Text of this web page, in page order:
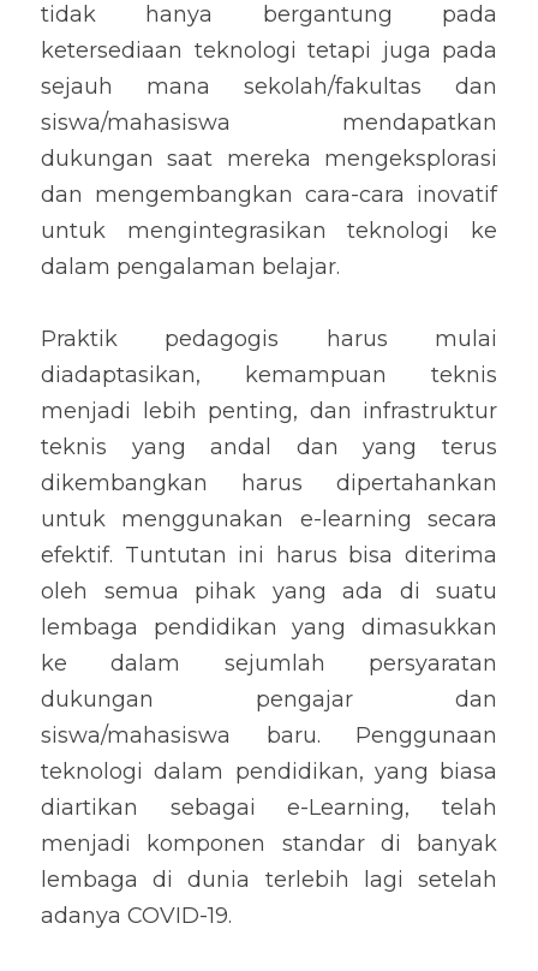
tidak hanya bergantung pada
ketersediaan teknologi tetapi juga pada
sejauh mana sekolah/fakultas dan
siswa/mahasiswa mendapatkan
dukungan saat mereka mengeksplorasi
dan mengembangkan cara-cara inovatif
untuk mengintegrasikan teknologi ke
dalam pengalaman belajar.
Praktik pedagogis harus mulai
diadaptasikan, kemampuan teknis
menjadi lebih penting, dan infrastruktur
teknis yang andal dan yang terus
dikembangkan harus dipertahankan
untuk menggunakan e-learning secara
efektif. Tuntutan ini harus bisa diterima
oleh semua pihak yang ada di suatu
lembaga pendidikan yang dimasukkan
ke dalam sejumlah persyaratan
dukungan pengajar dan
siswa/mahasiswa baru. Penggunaan
teknologi dalam pendidikan, yang biasa
diartikan sebagai e-Learning, telah
menjadi komponen standar di banyak
lembaga di dunia terlebih lagi setelah
adanya COVID-19.